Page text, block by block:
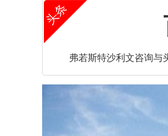
步
头条
弗若斯特沙利文咨询与
百度旗下全场景数字人